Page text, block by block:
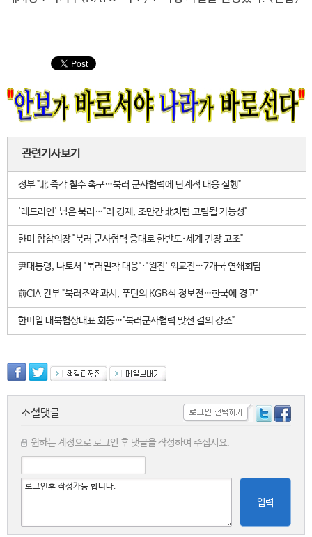
관련기사보기
정부 "北 즉각 철수 촉구…북러 군사협력에 단계적 대응 실행"
'레드라인' 넘은 북러…"러 경제, 조만간 北처럼 고립될 가능성"
한미 합참의장 "북러 군사협력 증대로 한반도·세계 긴장 고조"
尹대통령, 나토서 '북러밀착 대응'·'원전' 외교전…7개국 연쇄회담
前CIA 간부 "북러조약 과시, 푸틴의 KGB식 정보전…한국에 경고"
한미일 대북협상대표 회동…"북러군사협력 맞선 결의 강조"
소셜댓글
원하는 계정으로 로그인 후 댓글을 작성하여 주십시요.
입력